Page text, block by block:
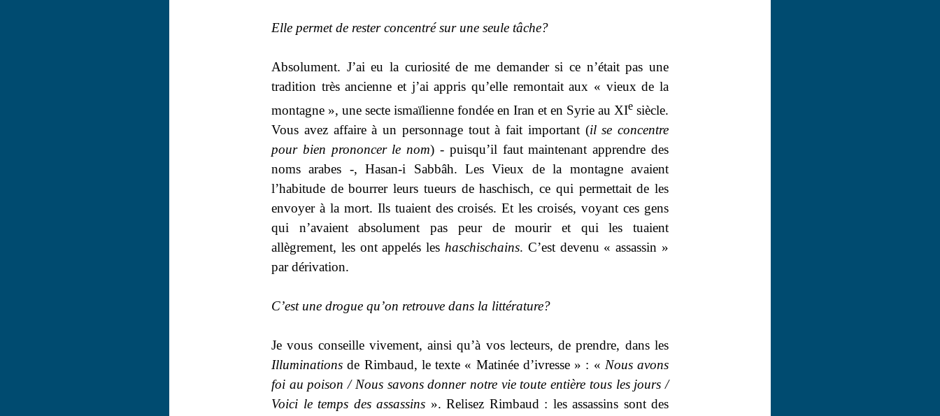
Elle permet de rester concentré sur une seule tâche?
Absolument. J’ai eu la curiosité de me demander si ce n’était pas une
tradition très ancienne et j’ai appris qu’elle remontait aux « vieux de la
montagne », une secte ismaïlienne fondée en Iran et en Syrie au XIe siècle.
Vous avez affaire à un personnage tout à fait important (il se concentre
pour bien prononcer le nom) - puisqu’il faut maintenant apprendre des
noms arabes -, Hasan-i Sabbâh. Les Vieux de la montagne avaient
l’habitude de bourrer leurs tueurs de haschisch, ce qui permettait de les
envoyer à la mort. Ils tuaient des croisés. Et les croisés, voyant ces gens
qui n’avaient absolument pas peur de mourir et qui les tuaient
allègrement, les ont appelés les haschischains. C’est devenu « assassin »
par dérivation.
C’est une drogue qu’on retrouve dans la littérature?
Je vous conseille vivement, ainsi qu’à vos lecteurs, de prendre, dans les
Illuminations de Rimbaud, le texte « Matinée d’ivresse » : « Nous avons
foi au poison / Nous savons donner notre vie toute entière tous les jours /
Voici le temps des assassins ». Relisez Rimbaud : les assassins sont des